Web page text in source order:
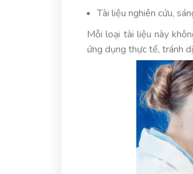
Tài liệu nghiên cứu,
Mỗi loại tài liệu này
ứng dụng thực tế, tránh